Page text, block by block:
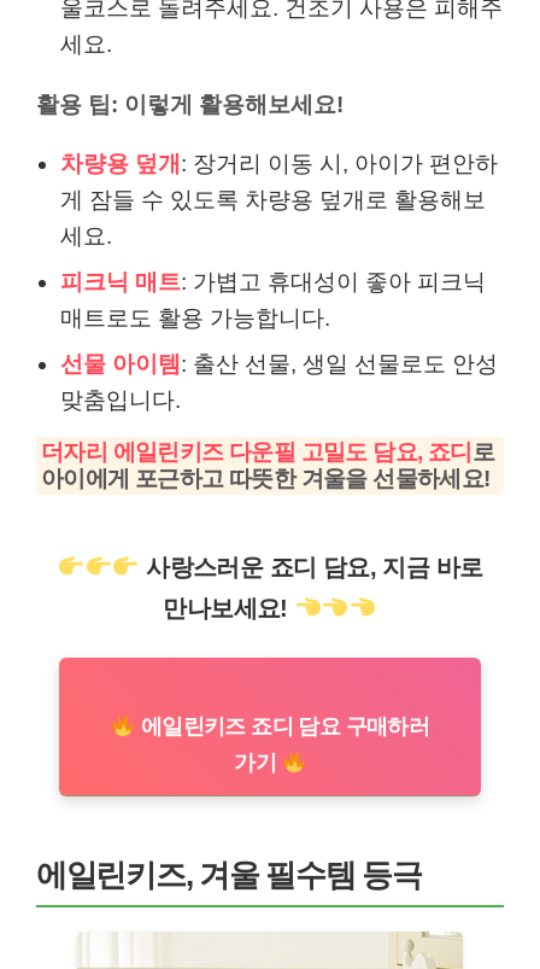
울코스로 돌려주세요. 건조기 사용은 피해주
세요.
활용 팁: 이렇게 활용해보세요!
차량용 덮개 : 장거리 이동 시, 아이가 편안하
게 잠들 수 있도록 차량용 덮개로 활용해보
세요.
피크닉 매트: 가볍고 휴대성이 좋아 피크닉
매트로도 활용 가능합니다.
선물 아이템 : 출산 선물, 생일 선물로도 안성
맞춤입니다.
더자리 에일린키즈 다운필 고밀도 담요, 죠디 로
아이에게 포근하고 따뜻한 겨울을 선물하세요!
사랑스러운 죠디 담요, 지금 바로
만나보세요!
에일린키즈 죠디 담요 구매하러
가기
에일린키즈, 겨울 필수템 등극